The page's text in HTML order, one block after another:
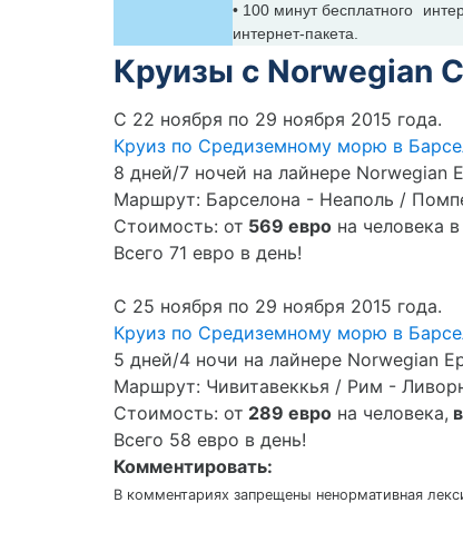
• 100 минут бесплатного
интернет-пакета.
Круизы с Norwegian
С 22 ноября по 29 ноября 2015 года.
Круиз по Средиземному морю в
8 дней/7 ночей на лайнере Norwegian
Маршрут: Барселона - Неаполь /
Стоимость: от 569 евро на человека
Всего 71 евро в день!
С 25 ноября по 29 ноября 2015 года.
Круиз по Средиземному морю в
5 дней/4 ночи на лайнере Norwegian
Маршрут: Чивитавеккья / Рим -
Стоимость: от 289 евро на человека,
Всего 58 евро в день!
Комментировать:
В комментариях запрещены ненормативная